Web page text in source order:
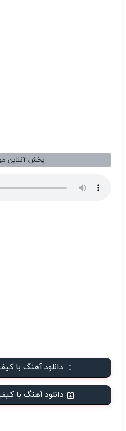
پخش آنلاین
دانلود آهنگ با
دانلود آهنگ با